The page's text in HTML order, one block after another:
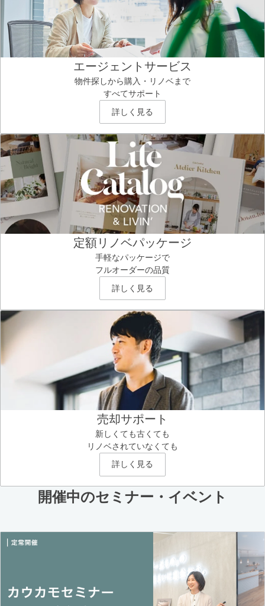
エージェントサービス
物件探しから購入・リノベまで
すべてサポート
詳しく見る
定額リノベパッケージ
手軽なパッケージで
フルオーダーの品質
詳しく見る
売却サポート
新しくても古くても
リノベされていなくても
詳しく見る
開催中のセミナー・イベント